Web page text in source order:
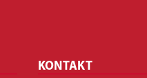
KONTAKT